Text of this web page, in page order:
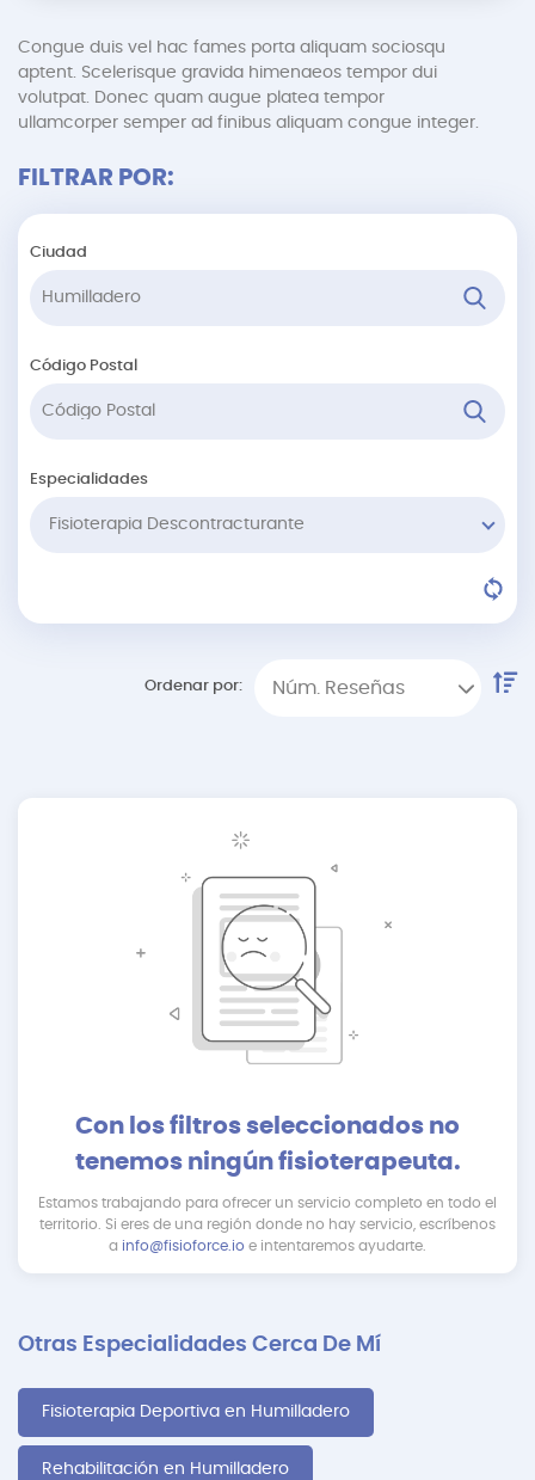
Congue duis vel hac fames porta aliquam sociosqu
aptent. Scelerisque gravida himenaeos tempor dui
volutpat. Donec quam augue platea tempor
ullamcorper semper ad finibus aliquam congue integer.
FILTRAR POR:
Ciudad
Código Postal
Especialidades
Fisioterapia Descontracturante
Ordenar por: Núm. Reseñas
Con los filtros seleccionados no
tenemos ningún fisioterapeuta.
Estamos trabajando para ofrecer un servicio completo en todo el
territorio. Si eres de una región donde no hay servicio, escríbenos
a info@fisioforce.io e intentaremos ayudarte.
Otras Especialidades Cerca De Mí
Fisioterapia Deportiva en Humilladero
Rehabilitación en Humilladero